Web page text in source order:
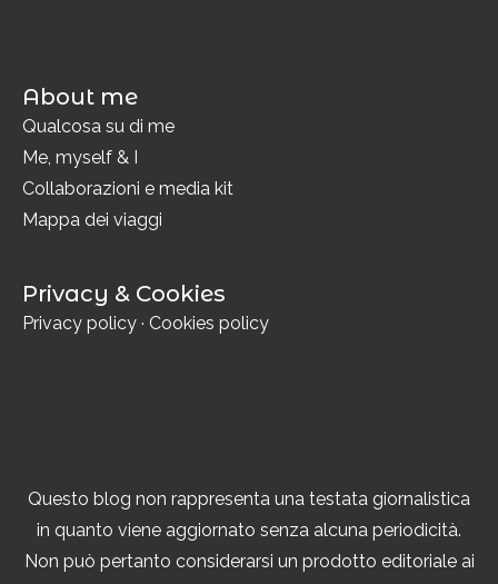
About me
Qualcosa su di me
Me, myself & I
Collaborazioni e media kit
Mappa dei viaggi
Privacy & Cookies
Privacy policy · Cookies policy
Questo blog non rappresenta una testata giornalistica
in quanto viene aggiornato senza alcuna periodicità.
Non può pertanto considerarsi un prodotto editoriale ai